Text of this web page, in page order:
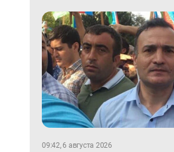
09:42, 6 августа 2026